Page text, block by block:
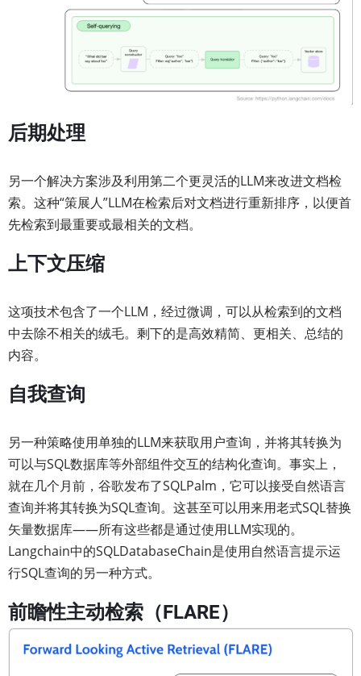
后期处理
另一个解决方案涉及利用第二个更灵活的LLM来改进文档检
索。这种“策展人”LLM在检索后对文档进行重新排序，以便首
先检索到最重要或最相关的文档。
上下文压缩
这项技术包含了一个LLM，经过微调，可以从检索到的文档
中去除不相关的绒毛。剩下的是高效精简、更相关、总结的
内容。
自我查询
另一种策略使用单独的LLM来获取用户查询，并将其转换为
可以与SQL数据库等外部组件交互的结构化查询。事实上，
就在几个月前，谷歌发布了SQLPalm，它可以接受自然语言
查询并将其转换为SQL查询。这甚至可以用来用老式SQL替换
矢量数据库——所有这些都是通过使用LLM实现的。
Langchain中的SQLDatabaseChain是使用自然语言提示运
行SQL查询的另一种方式。
前瞻性主动检索（FLARE）